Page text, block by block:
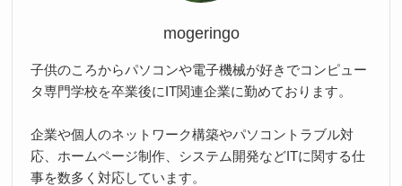
mogeringo
子供のころからパソコンや電子機械が好きでコンピュー
タ専門学校を卒業後にIT関連企業に勤めております。
企業や個人のネットワーク構築やパソコントラブル対
応、ホームページ制作、システム開発などITに関する仕
事を数多く対応しています。